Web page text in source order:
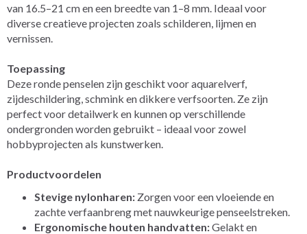
van 16.5–21 cm en een breedte van 1–8 mm. Ideaal voor
diverse creatieve projecten zoals schilderen, lijmen en
vernissen.
Toepassing
Deze ronde penselen zijn geschikt voor aquarelverf,
zijdeschildering, schmink en dikkere verfsoorten. Ze zijn
perfect voor detailwerk en kunnen op verschillende
ondergronden worden gebruikt – ideaal voor zowel
hobbyprojecten als kunstwerken.
Productvoordelen
Stevige nylonharen: Zorgen voor een vloeiende en
zachte verfaanbreng met nauwkeurige penseelstreken.
Ergonomische houten handvatten:Gelakt en